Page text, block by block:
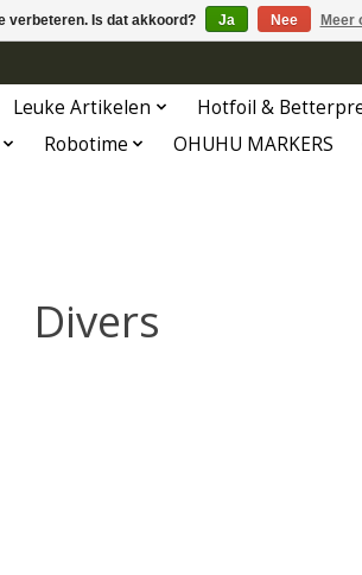
Leuke Artikelen Hotfoil &
Robotime OHUHU MARKERS
Divers
verbeteren. Is dat akkoord? Ja Nee Meer